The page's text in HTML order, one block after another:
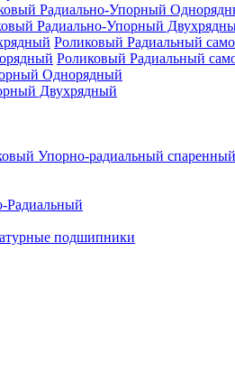
Радиально-Упорный
Радиально-Упорный
Роликовый Радиальный
Роликовый Радиальный
Однорядный
Двухрядный
Упорно-радиальный спаренный
Радиальный
подшипники